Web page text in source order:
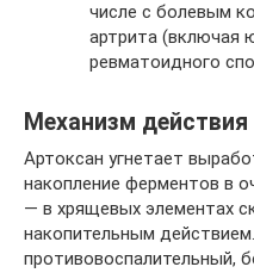
числе с болевым
артрита (включая
ревматоидного
Механизм действия
Артоксан угнетает
накопление ферментов в
— в хрящевых элементах
накопительным
противовоспалительный,